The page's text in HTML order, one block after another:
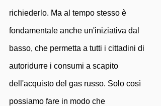
richiederlo. Ma al tempo stesso è
fondamentale anche un'iniziativa dal
basso, che permetta a tutti i cittadini di
autoridurre i consumi a scapito
dell'acquisto del gas russo. Solo così
possiamo fare in modo che